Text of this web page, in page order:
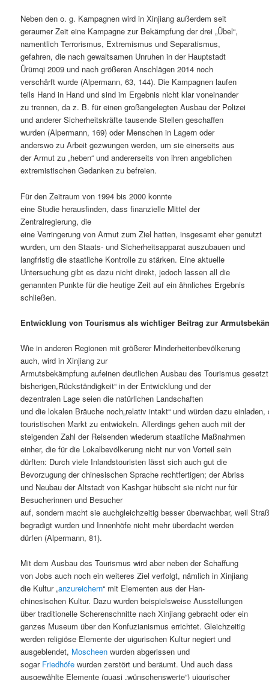
Neben den o. g. Kampagnen wird in Xinjiang außerdem seit
geraumer Zeit eine Kampagne zur Bekämpfung der drei „Übel“,
namentlich Terrorismus, Extremismus und Separatismus,
gefahren, die nach gewaltsamen Unruhen in der Hauptstadt
Ürümqi 2009 und nach größeren Anschlägen 2014 noch
verschärft wurde (Alpermann, 63, 144). Die Kampagnen laufen
teils Hand in Hand und sind im Ergebnis nicht klar voneinander
zu trennen, da z. B. für einen großangelegten Ausbau der Polizei
und anderer Sicherheitskräfte tausende Stellen geschaffen
wurden (Alpermann, 169) oder Menschen in Lagern oder
anderswo zu Arbeit gezwungen werden, um sie einerseits aus
der Armut zu „heben“ und andererseits von ihren angeblichen
extremistischen Gedanken zu befreien.
Für den Zeitraum von 1994 bis 2000 konnte
eine Studie herausfinden, dass finanzielle Mittel der
Zentralregierung, die
eine Verringerung von Armut zum Ziel hatten, insgesamt eher genutzt
wurden, um den Staats- und Sicherheitsapparat auszubauen und
langfristig die staatliche Kontrolle zu stärken. Eine aktuelle
Untersuchung gibt es dazu nicht direkt, jedoch lassen all die
genannten Punkte für die heutige Zeit auf ein ähnliches Ergebnis
schließen.
Entwicklung von Tourismus als wichtiger Beitrag zur
Wie in anderen Regionen mit größerer Minderheitenbevölkerung
auch, wird in Xinjiang zur
Armutsbekämpfung aufeinen deutlichen Ausbau des Tourismus
bisherigen„Rückständigkeit“ in der Entwicklung und der
dezentralen Lage seien die natürlichen Landschaften
und die lokalen Bräuche noch„relativ intakt“ und würden dazu einladen,
touristischen Markt zu entwickeln. Allerdings gehen auch mit der
steigenden Zahl der Reisenden wiederum staatliche Maßnahmen
einher, die für die Lokalbevölkerung nicht nur von Vorteil sein
dürften: Durch viele Inlandstouristen lässt sich auch gut die
Bevorzugung der chinesischen Sprache rechtfertigen; der Abriss
und Neubau der Altstadt von Kashgar hübscht sie nicht nur für
Besucherinnen und Besucher
auf, sondern macht sie auchgleichzeitig besser überwachbar, weil
begradigt wurden und Innenhöfe nicht mehr überdacht werden
dürfen (Alpermann, 81).
Mit dem Ausbau des Tourismus wird aber neben der Schaffung
von Jobs auch noch ein weiteres Ziel verfolgt, nämlich in Xinjiang
die Kultur „anzureichern“ mit Elementen aus der Han-
chinesischen Kultur. Dazu wurden beispielsweise Ausstellungen
über traditionelle Scherenschnitte nach Xinjiang gebracht oder ein
ganzes Museum über den Konfuzianismus errichtet. Gleichzeitig
werden religiöse Elemente der uigurischen Kultur negiert und
ausgeblendet, Moscheen wurden abgerissen und
sogar Friedhöfe wurden zerstört und beräumt. Und auch dass
ausgewählte Elemente (quasi „wünschenswerte“) uigurischer